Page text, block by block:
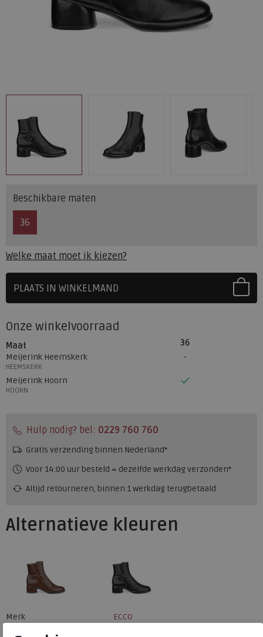
Beschikbare maten
36
Welke maat moet ik kiezen?
PLAATS IN WINKELMAND
Onze winkelvoorraad
Maat
36
Meijerink Heemskerk
HEEMSKERK
Meijerink Hoorn
HOORN
Hulp nodig? bel: 0229 760 760
Gratis verzending binnen Nederland*
Voor 14:00 uur besteld = dezelfde werkdag verzonden*
Altijd retourneren, binnen 1 werkdag terugbetaald
Alternatieve kleuren
Merk
ECCO
Fabrikantcode